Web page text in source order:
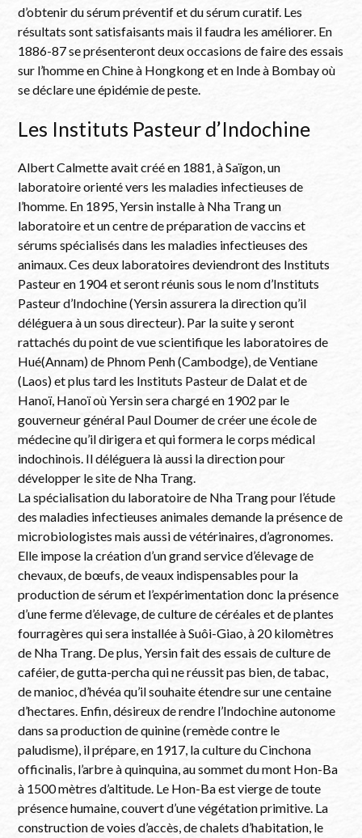
d’obtenir du sérum préventif et du sérum curatif. Les
résultats sont satisfaisants mais il faudra les améliorer. En
1886-87 se présenteront deux occasions de faire des essais
sur l’homme en Chine à Hongkong et en Inde à Bombay où
se déclare une épidémie de peste.
Les Instituts Pasteur d’Indochine
Albert Calmette avait créé en 1881, à Saïgon, un
laboratoire orienté vers les maladies infectieuses de
l’homme. En 1895, Yersin installe à Nha Trang un
laboratoire et un centre de préparation de vaccins et
sérums spécialisés dans les maladies infectieuses des
animaux. Ces deux laboratoires deviendront des Instituts
Pasteur en 1904 et seront réunis sous le nom d’Instituts
Pasteur d’Indochine (Yersin assurera la direction qu’il
déléguera à un sous directeur). Par la suite y seront
rattachés du point de vue scientifique les laboratoires de
Hué(Annam) de Phnom Penh (Cambodge), de Ventiane
(Laos) et plus tard les Instituts Pasteur de Dalat et de
Hanoï, Hanoï où Yersin sera chargé en 1902 par le
gouverneur général Paul Doumer de créer une école de
médecine qu’il dirigera et qui formera le corps médical
indochinois. Il déléguera là aussi la direction pour
développer le site de Nha Trang.
La spécialisation du laboratoire de Nha Trang pour l’étude
des maladies infectieuses animales demande la présence de
microbiologistes mais aussi de vétérinaires, d’agronomes.
Elle impose la création d’un grand service d’élevage de
chevaux, de bœufs, de veaux indispensables pour la
production de sérum et l’expérimentation donc la présence
d’une ferme d’élevage, de culture de céréales et de plantes
fourragères qui sera installée à Suôi-Giao, à 20 kilomètres
de Nha Trang. De plus, Yersin fait des essais de culture de
caféier, de gutta-percha qui ne réussit pas bien, de tabac,
de manioc, d’hévéa qu’il souhaite étendre sur une centaine
d’hectares. Enfin, désireux de rendre l’Indochine autonome
dans sa production de quinine (remède contre le
paludisme), il prépare, en 1917, la culture du Cinchona
officinalis, l’arbre à quinquina, au sommet du mont Hon-Ba
à 1500 mètres d’altitude. Le Hon-Ba est vierge de toute
présence humaine, couvert d’une végétation primitive. La
construction de voies d’accès, de chalets d’habitation, le